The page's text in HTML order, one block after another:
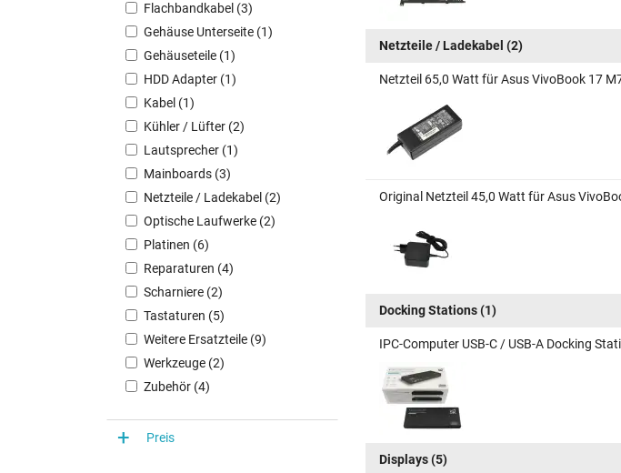
Flachbandkabel (3)
Gehäuse Unterseite (1)
Gehäuseteile (1)
HDD Adapter (1)
Kabel (1)
Kühler / Lüfter (2)
Lautsprecher (1)
Mainboards (3)
Netzteile / Ladekabel (2)
Optische Laufwerke (2)
Platinen (6)
Reparaturen (4)
Scharniere (2)
Tastaturen (5)
Weitere Ersatzteile (9)
Werkzeuge (2)
Zubehör (4)
Preis
Netzteile / Ladekabel (2)
Netzteil 65,0 Watt für Asus VivoBook 17
Original Netzteil 45,0 Watt für Asus
Docking Stations(1)
IPC-Computer USB-C / USB-A Docking
Displays(5)